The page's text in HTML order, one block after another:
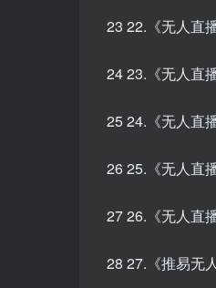
23 22.《无人直
24 23.《无人直
25 24.《无人直
26 25.《无人直
27 26.《无人直
28 27.《推易无